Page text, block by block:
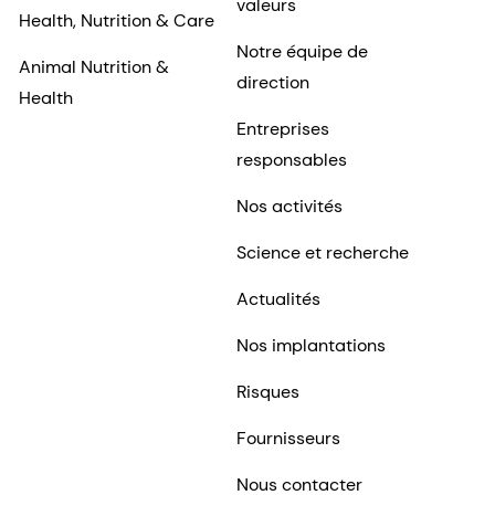
Health, Nutrition & Care
Animal Nutrition &
Health
valeurs
Notre équipe de
direction
Entreprises
responsables
Nos activités
Science et recherche
Actualités
Nos implantations
Risques
Fournisseurs
Nous contacter